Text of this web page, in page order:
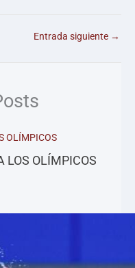
Entrada siguiente →
LOS OLÍMPICOS